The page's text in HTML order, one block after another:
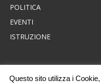
POLITICA
EVENTI
ISTRUZIONE
News Consumatori
Questo sito utilizza i